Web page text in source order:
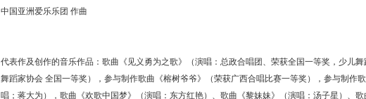
中国亚洲爱乐乐团 作曲
代表作及创作的音乐作品：歌曲《见义勇为之歌》（演唱：总政合唱团、荣获全国一等奖，少儿
舞蹈家协会 全国一等奖），参与制作歌曲《榕树爷爷》（荣获广西合唱比赛一等奖），参与制作
唱；蒋大为），歌曲《欢歌中国梦》（演唱：东方红艳）、歌曲《黎妹妹》（演唱：汤子星）、